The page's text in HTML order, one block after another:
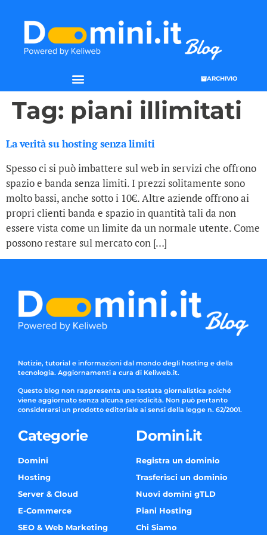
ARCHIVIO
Tag: piani illimitati
La verità su hosting senza limiti
Spesso ci si può imbattere sul web in servizi che offrono
spazio e banda senza limiti. I prezzi solitamente sono
molto bassi, anche sotto i 10€. Altre aziende offrono ai
propri clienti banda e spazio in quantità tali da non
essere vista come un limite da un normale utente. Come
possono restare sul mercato con […]
Notizie, tutorial e informazioni dal mondo degli hosting e della
tecnologia. Aggiornamenti a cura di Keliweb.it.
Questo blog non rappresenta una testata giornalistica poiché
viene aggiornato senza alcuna periodicità. Non può pertanto
considerarsi un prodotto editoriale ai sensi della legge n. 62/2001.
Categorie
Domini
Hosting
Server & Cloud
E-Commerce
SEO & Web Marketing
Domini.it
Registra un dominio
Trasferisci un dominio
Nuovi domini gTLD
Piani Hosting
Chi Siamo